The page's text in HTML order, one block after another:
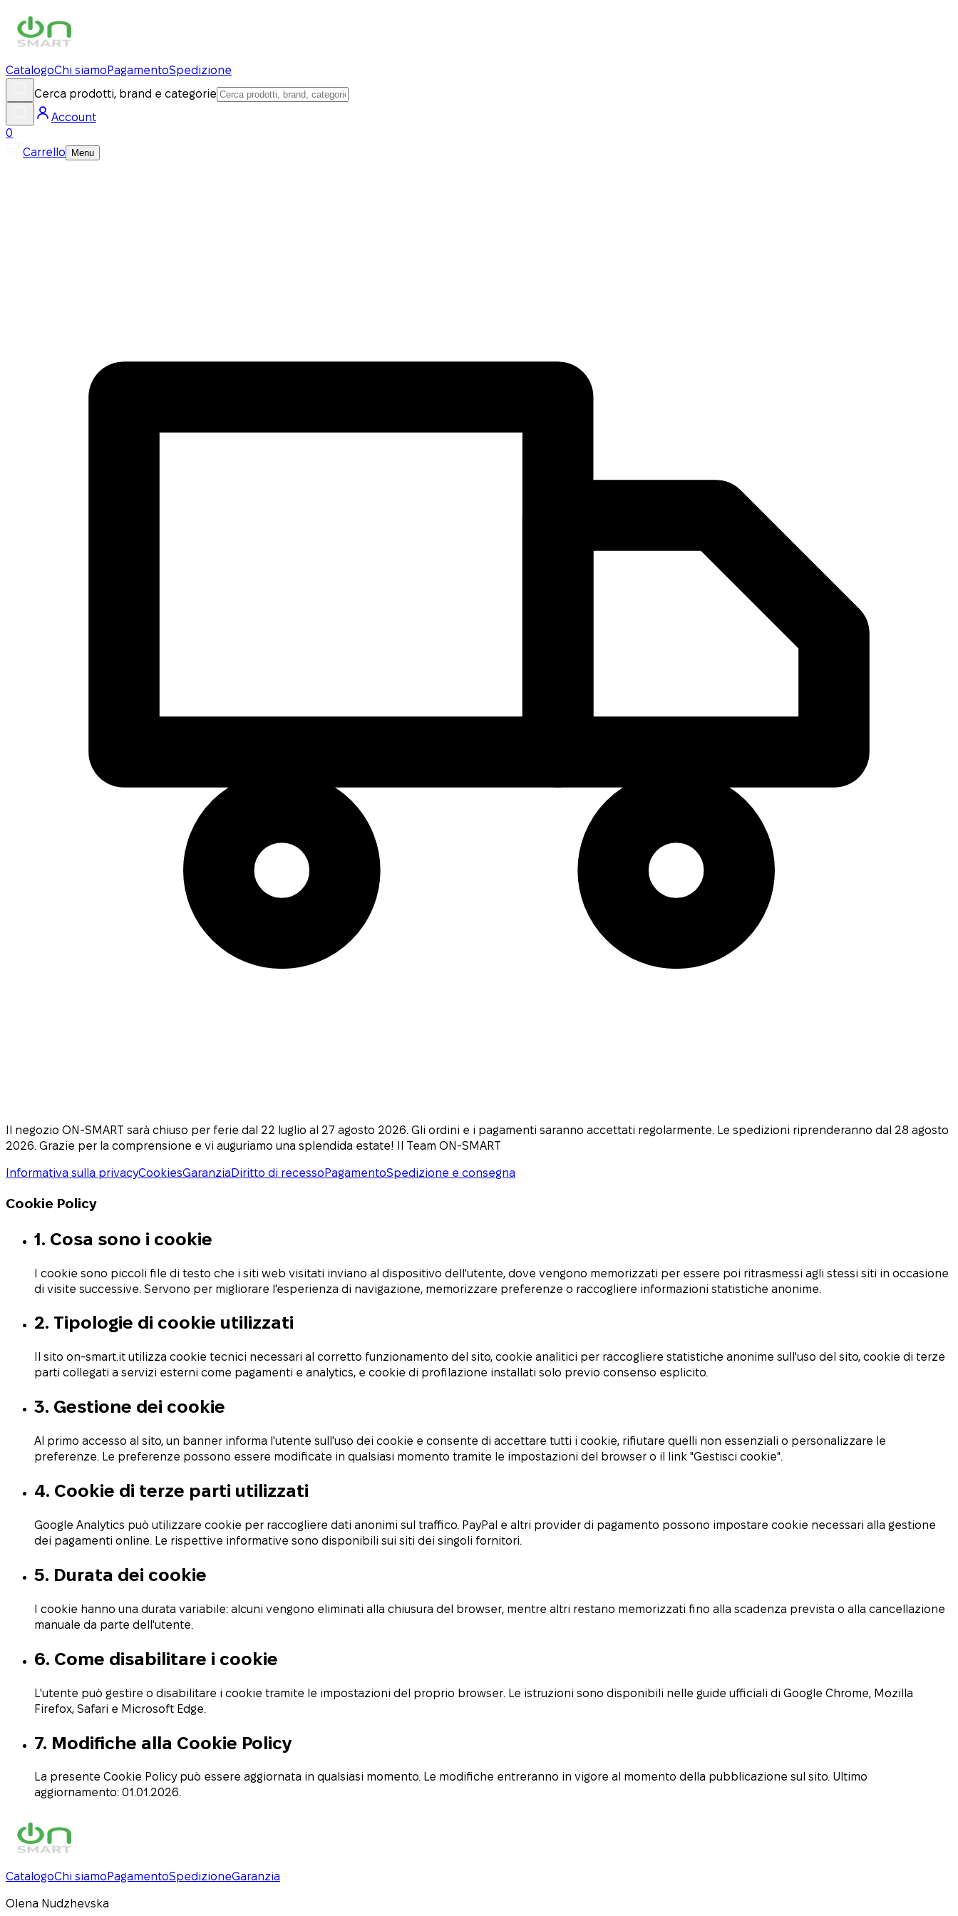
CatalogoChi siamo PagamentoSpedizione
Cerca prodotti, brand e categorie
Account
0
Carrello
Menu
Il negozio ON-SMART sarà chiuso per ferie dal 22 luglio al 27 agosto 2026. Gli ordini e i pagamenti saranno accettati regolarmente. Le spedizioni riprenderanno dal 28 agosto
2026. Grazie per la comprensione e vi auguriamo una splendida estate! Il Team ON-SMART
Informativa sulla privacyCookiesGaranzia Diritto di recesso PagamentoSpedizione e consegna
Cookie Policy
1. Cosa sono i cookie
I cookie sono piccoli file di testo che i siti web visitati inviano al dispositivo dell'utente, dove vengono memorizzati per essere poi ritrasmessi agli stessi siti in occasione
di visite successive. Servono per migliorare l'esperienza di navigazione, memorizzare preferenze o raccogliere informazioni statistiche anonime.
2. Tipologie di cookie utilizzati
Il sito on-smart.it utilizza cookie tecnici necessari al corretto funzionamento del sito, cookie analitici per raccogliere statistiche anonime sull'uso del sito, cookie di terze
parti collegati a servizi esterni come pagamenti e analytics, e cookie di profilazione installati solo previo consenso esplicito.
3. Gestione dei cookie
Al primo accesso al sito, un banner informa l'utente sull'uso dei cookie e consente di accettare tutti i cookie, rifiutare quelli non essenziali o personalizzare le
preferenze. Le preferenze possono essere modificate in qualsiasi momento tramite le impostazioni del browser o il link "Gestisci cookie".
4. Cookie di terze parti utilizzati
Google Analytics può utilizzare cookie per raccogliere dati anonimi sul traffico. PayPal e altri provider di pagamento possono impostare cookie necessari alla gestione
dei pagamenti online. Le rispettive informative sono disponibili sui siti dei singoli fornitori.
5. Durata dei cookie
I cookie hanno una durata variabile: alcuni vengono eliminati alla chiusura del browser, mentre altri restano memorizzati fino alla scadenza prevista o alla cancellazione
manuale da parte dell'utente.
6. Come disabilitare i cookie
L'utente può gestire o disabilitare i cookie tramite le impostazioni del proprio browser. Le istruzioni sono disponibili nelle guide ufficiali di Google Chrome, Mozilla
Firefox, Safari e Microsoft Edge.
7. Modifiche alla Cookie Policy
La presente Cookie Policy può essere aggiornata in qualsiasi momento. Le modifiche entreranno in vigore al momento della pubblicazione sul sito. Ultimo
aggiornamento: 01.01.2026.
CatalogoChi siamo PagamentoSpedizioneGaranzia
Olena Nudzhevska